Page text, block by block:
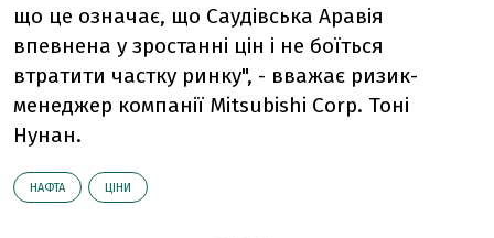
що це означає, що Саудівська Аравія
впевнена у зростанні цін і не боїться
втратити частку ринку", - вважає ризик-
менеджер компанії Mitsubishi Corp. Тоні
Нунан.
НАФТА ЦІНИ